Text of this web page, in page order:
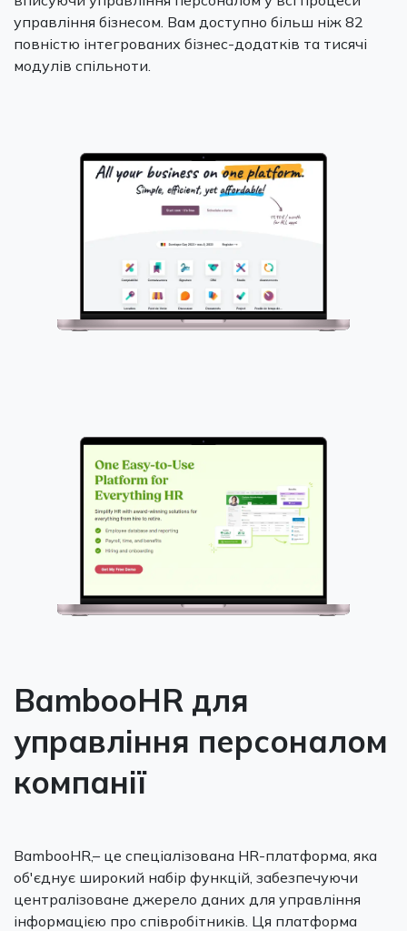
управління бізнесом. Вам доступно більш ніж 82
повністю інтегрованих бізнес-додатків та тисячі
модулів спільноти.
BambooHR для
управління персоналом
компанії
BambooHR,– це спеціалізована HR-платформа, яка
об'єднує широкий набір функцій, забезпечуючи
централізоване джерело даних для управління
інформацією про співробітників. Ця платформа